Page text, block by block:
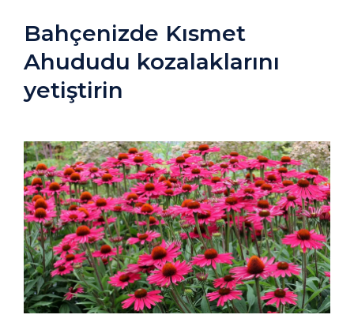
Bahçenizde Kısmet
Ahududu kozalaklarını
yetiştirin